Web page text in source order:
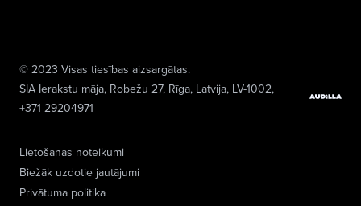
Lietošanas noteikumi
Biežāk uzdotie jautājumi
Privātuma politika
© 2023 Visas tiesības aizsargātas.
SIA Ierakstu māja, Robežu 27, Rīga, Latvija, LV-1002,
+371 29204971